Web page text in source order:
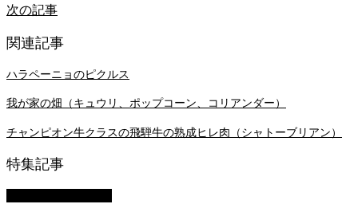
次の記事
関連記事
ハラペーニョのピクルス
我が家の畑（キュウリ、ポップコーン、コリアンダー）
チャンピオン牛クラスの飛騨牛の熟成ヒレ肉（シャトーブリアン）
特集記事